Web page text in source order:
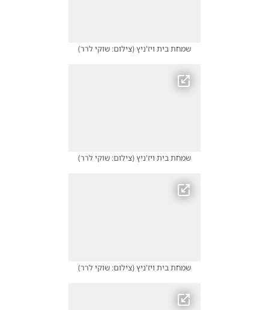
שמחת בית ויז'ניץ(צילום: שוקי לרר)
שמחת בית ויז'ניץ(צילום: שוקי לרר)
שמחת בית ויז'ניץ(צילום: שוקי לרר)